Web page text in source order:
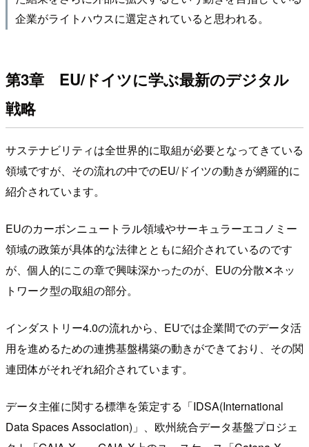
企業がライトハウスに選定されていると思われる。
第3章 EU/ドイツに学ぶ最新のデジタル
戦略
サステナビリティは全世界的に取組が必要となってきている
領域ですが、その流れの中でのEU/ドイツの動きが網羅的に
紹介されています。
EUのカーボンニュートラル領域やサーキュラーエコノミー
領域の政策が具体的な法律とともに紹介されているのです
が、個人的にこの章で興味深かったのが、EUの分散✕ネッ
トワーク型の取組の部分。
インダストリー4.0の流れから、EUでは企業間でのデータ活
用を進めるための連携基盤構築の動きができており、その関
連団体がそれぞれ紹介されています。
データ主催に関する標準を策定する「IDSA(International
Data Spaces Association)」、欧州統合データ基盤プロジェ